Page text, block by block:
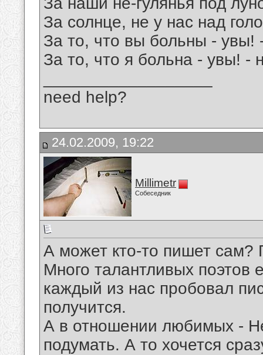
За солнце, не у нас над
За то, что вы больны - увы!
За то, что я больна - увы! -
need help?
24.02.2009, 19:22
Millimetr
Собеседник
А может кто-то пишет сам?
Много талантливых поэтов
каждый из нас пробовал
получится.
А в отношении любимых -
подумать. А то хочется